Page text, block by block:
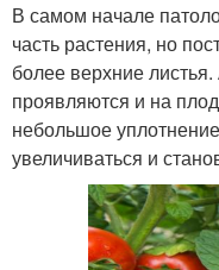
В самом начале
часть растения, но
более верхние
проявляются и на
небольшое
увеличиваться и